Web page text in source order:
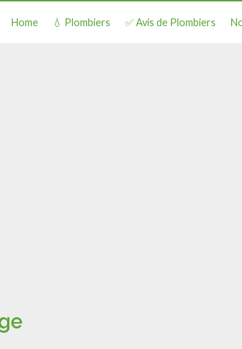
Home 💧 Plombiers ✅ Avis de Plombiers